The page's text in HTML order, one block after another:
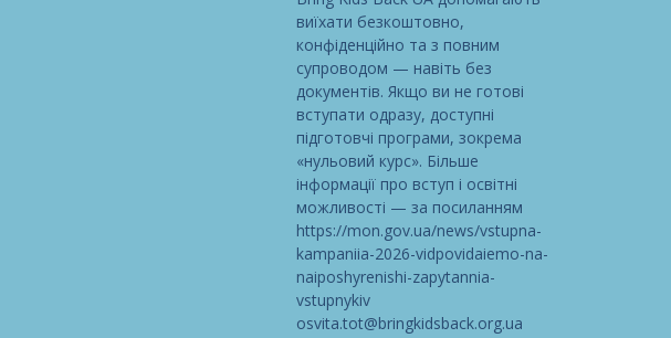
виїхати безкоштовно,
конфіденційно та з повним
супроводом — навіть без
документів. Якщо ви не готові
вступати одразу, доступні
підготовчі програми, зокрема
«нульовий курс». Більше
інформації про вступ і освітні
можливості — за посиланням
https://mon.gov.ua/news/vstupna-
kampaniia-2026-vidpovidaiemo-na-
naiposhyrenishi-zapytannia-
vstupnykiv
osvita.tot@bringkidsback.org.ua